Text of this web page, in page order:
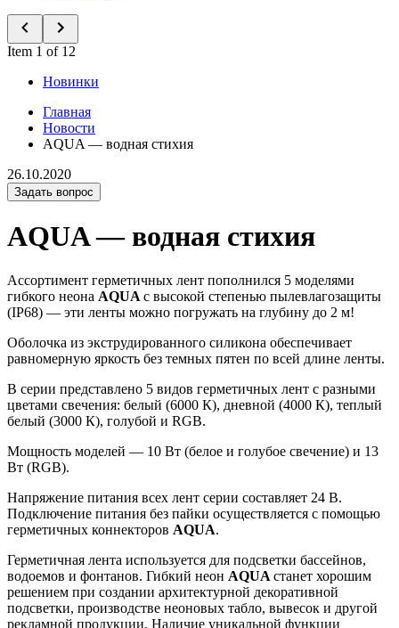
Item 1 of 12
Новинки
Главная
Новости
AQUA — водная стихия
26.10.2020
Задать вопрос
AQUA — водная стихия
Ассортимент герметичных лент пополнился 5 моделями
гибкого неона AQUA с высокой степенью пылевлагозащиты
(IP68) — эти ленты можно погружать на глубину до 2 м!
Оболочка из экструдированного силикона обеспечивает
равномерную яркость без темных пятен по всей длине ленты.
В серии представлено 5 видов герметичных лент с разными
цветами свечения: белый (6000 К), дневной (4000 К), теплый
белый (3000 К), голубой и RGB.
Мощность моделей — 10 Вт (белое и голубое свечение) и 13
Вт (RGB).
Напряжение питания всех лент серии составляет 24 В.
Подключение питания без пайки осуществляется с помощью
герметичных коннекторов AQUA.
Герметичная лента используется для подсветки бассейнов,
водоемов и фонтанов. Гибкий неон AQUA станет хорошим
решением при создании архитектурной декоративной
подсветки, производстве неоновых табло, вывесок и другой
рекламной продукции. Наличие уникальной функции